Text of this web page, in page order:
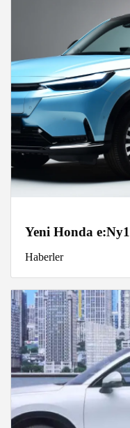
Yeni Honda
Haberler